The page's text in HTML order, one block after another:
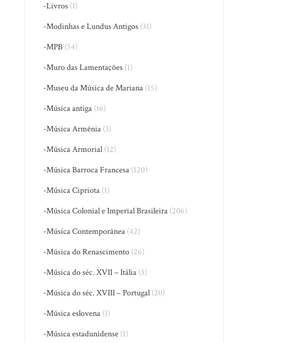
-Livros (1)
-Modinhas e Lundus Antigos (31)
-MPB (54)
-Muro das Lamentações (1)
-Museu da Música de Mariana (15)
-Música antiga (16)
-Música Armênia (3)
-Música Armorial (12)
-Música Barroca Francesa (120)
-Música Cipriota (1)
-Música Colonial e Imperial Brasileira (206)
-Música Contemporânea (42)
-Música do Renascimento (26)
-Música do séc. XVII – Itália (3)
-Música do séc. XVIII – Portugal (20)
-Música eslovena (1)
-Música estadunidense (1)